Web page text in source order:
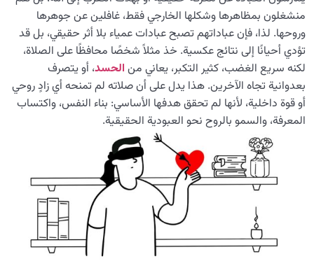
منشغلون بمظاهرها وشكلها الخارجي فقط، غافلين عن جوهرها
وروحها. لذا، فإن عباداتهم تصبح عبادات عمياء بلا أثر حقيقي، بل قد
تؤدي أحيانًا إلى نتائج عكسية. خذ مثلاً شخصًا محافظًا على الصلاة،
لكنه سريع الغضب، كثير التكبر، يعاني من الحسد، أو يتصرف
بعدوانية تجاه الآخرين. هذا يدل على أن صلاته لم تمنحه أي زادٍ روحي
أو قوة داخلية، لأنها لم تحقق هدفها الأساسي: بناء النفس، واكتساب
المعرفة، والسمو بالروح نحو العبودية الحقيقية.